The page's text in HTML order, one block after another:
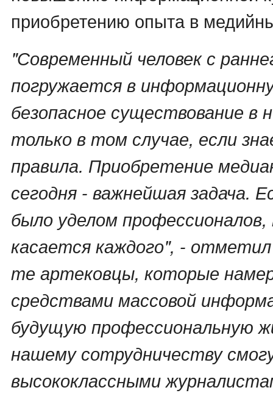
приобретению опыта в
"Современный человек с
погружается в
безопасное существование в
только в том случае, если
правила. Приобретение
сегодня - важнейшая задача.
было уделом
касается каждого", -
те артековцы, которые
средствами массовой
будущую профессиональную
нашему сотрудничеству
высококлассными